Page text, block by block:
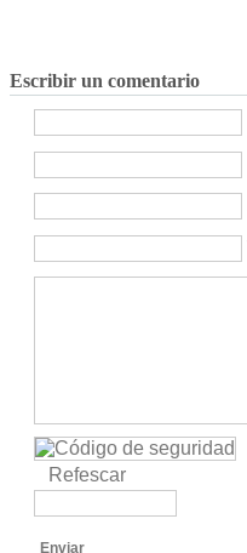
Escribir un comentario
Refescar
Enviar